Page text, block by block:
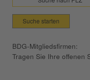
Suche starten
BDG-Mitgliedsfirmen:
Tragen Sie Ihre offenen